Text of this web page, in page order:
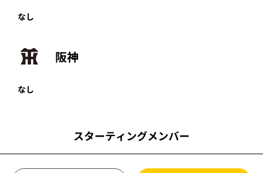
なし
阪神
なし
スターティングメンバー